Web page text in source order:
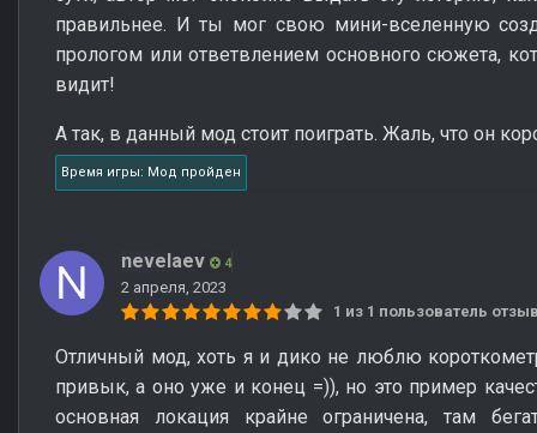
правильнее. И ты мог свою мини-вселенную
прологом или ответвлением основного сюжета,
видит!
А так, в данный мод стоит поиграть. Жаль, что он
Время игры: Мод пройден
nevelaev 4
2 апреля, 2023
1 из 1 пользователь
Отличный мод, хоть я и дико не люблю
привык, а оно уже и конец =)), но это пример
основная локация крайне ограничена, там